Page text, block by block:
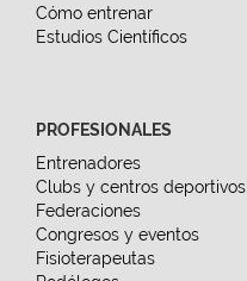
Cómo entrenar
Estudios Científicos
PROFESIONALES
Entrenadores
Clubs y centros deportivos
Federaciones
Congresos y eventos
Fisioterapeutas